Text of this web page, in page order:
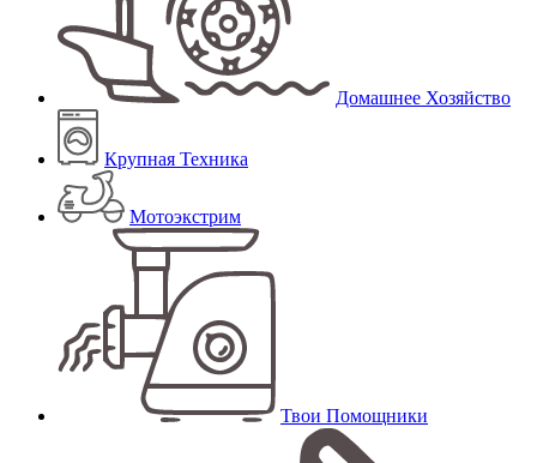
Домашнее Хозяйство
Крупная Техника
Мотоэкстрим
Твои Помощники